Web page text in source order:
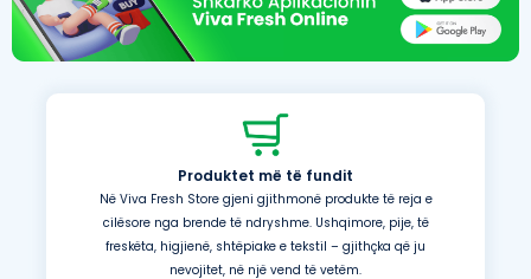
Produktet më të fundit
Në Viva Fresh Store gjeni gjithmonë produkte të reja e
cilësore nga brende të ndryshme. Ushqimore, pije, të
freskëta, higjienë, shtëpiake e tekstil – gjithçka që ju
nevojitet, në një vend të vetëm.